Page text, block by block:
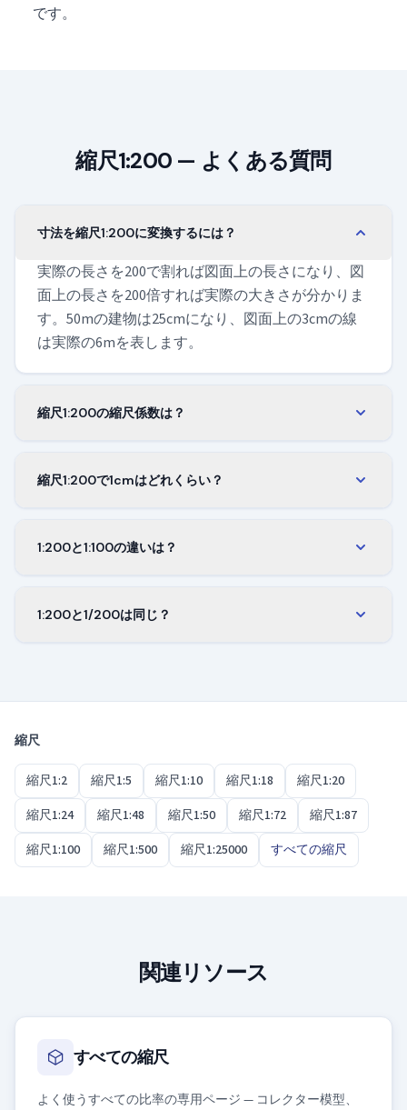
です。
縮尺1:200 — よくある質問
寸法を縮尺1:200に変換するには？
実際の長さを200で割れば図面上の長さになり、図
面上の長さを200倍すれば実際の大きさが分かりま
す。50mの建物は25cmになり、図面上の3cmの線
は実際の6mを表します。
縮尺1:200の縮尺係数は？
0.005を掛ければ、縮尺1:200での大きさが求められ
縮尺1:200で1cmはどれくらい？
に相当します。したがって図面上の0.5センチは、
1:200と1:100の違いは？
れるため、同じ用紙に2倍の面積を収められます。
1:200と1/200は同じ？
すが、比率も用紙上の大きさも同じです。
縮尺
縮尺1:2 縮尺1:5 縮尺1:10 縮尺1:18
縮尺1:20
縮尺1:24
縮尺1:48 縮尺1:50 縮尺1:72
縮尺1:87
縮尺1:100
縮尺1:500 縮尺1:25000 すべての縮尺
関連リソース
すべての縮尺
よく使うすべての比率の専用ページ — コレクター模型、